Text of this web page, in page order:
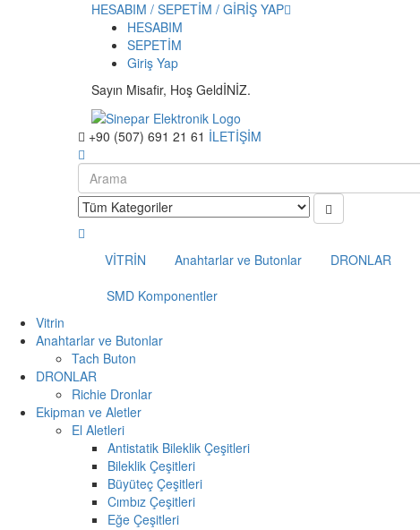
HESABIM / SEPETİM / GİRİŞ YAP
HESABIM
SEPETİM
Giriş Yap
Sayın Misafir, Hoş GeldİNİZ.
+90 (507) 691 21 61 İLETİŞİM
VİTRİN Anahtarlar ve Butonlar DRONLAR
SMD Komponentler
Vitrin
Anahtarlar ve Butonlar
Tach Buton
DRONLAR
Richie Dronlar
Ekipman ve Aletler
El Aletleri
Antistatik Bileklik Çeşitleri
Bileklik Çeşitleri
Büyüteç Çeşitleri
Cımbız Çeşitleri
Eğe Çeşitleri